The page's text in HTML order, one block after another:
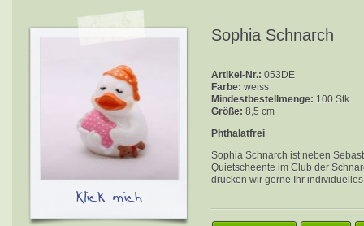
Klick mich
Sophia Schnarch
Artikel-Nr.: 053DE
Farbe: weiss
Mindestbestellmenge: 100 Stk.
Größe: 8,5 cm
Phthalatfrei
Sophia Schnarch ist neben
Quietscheente im Club der
drucken wir gerne Ihr